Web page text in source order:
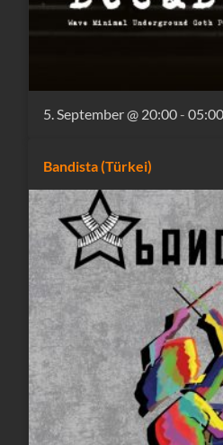
5. September @ 20:00-05:00
Bandista (Türkei)